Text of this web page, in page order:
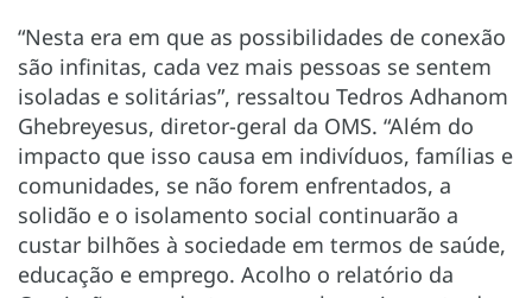
“Nesta era em que as possibilidades de conexão
são infinitas, cada vez mais pessoas se sentem
isoladas e solitárias”, ressaltou Tedros Adhanom
Ghebreyesus, diretor-geral da OMS. “Além do
impacto que isso causa em indivíduos, famílias e
comunidades, se não forem enfrentados, a
solidão e o isolamento social continuarão a
custar bilhões à sociedade em termos de saúde,
educação e emprego. Acolho o relatório da